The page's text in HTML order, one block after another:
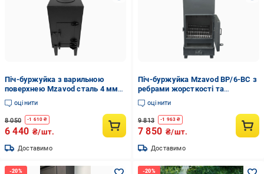
Піч-буржуйка з варильною
поверхнею Mzavod сталь 4 мм
опалювально-варильна до 40 м2
Чорний (147-17-2010310100008)
оцінити
8 050 -1 610 ₴
6 440 ₴/шт.
Доставимо
Піч-буржуйка Mzavod BP/6-ВС з
ребрами жорсткості та
відбивачем 6 кВт до 70 м2 сталь
4 мм Чорний (147-17-
2010910100002)
оцінити
9 813 -1 963 ₴
7 850 ₴/шт.
Доставимо